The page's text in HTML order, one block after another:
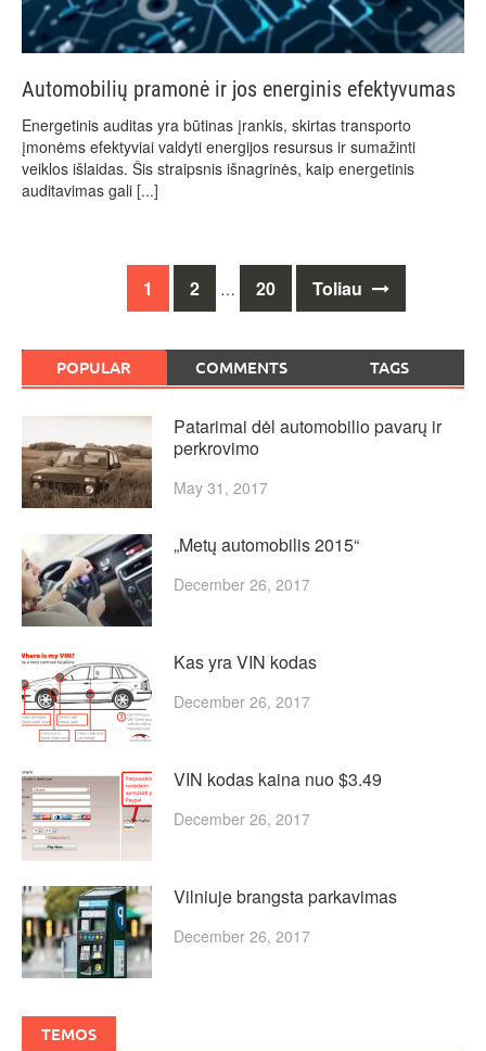
Automobilių pramonė ir jos energinis efektyvumas
Energetinis auditas yra būtinas įrankis, skirtas transporto
įmonėms efektyviai valdyti energijos resursus ir sumažinti
veiklos išlaidas. Šis straipsnis išnagrinės, kaip energetinis
auditavimas gali [...]
1 2 … 20 Toliau
POPULAR COMMENTS TAGS
Patarimai dėl automobilio pavarų ir
perkrovimo
May 31, 2017
„Metų automobilis 2015“
December 26, 2017
Kas yra VIN kodas
December 26, 2017
VIN kodas kaina nuo $3.49
December 26, 2017
Vilniuje brangsta parkavimas
December 26, 2017
TEMOS